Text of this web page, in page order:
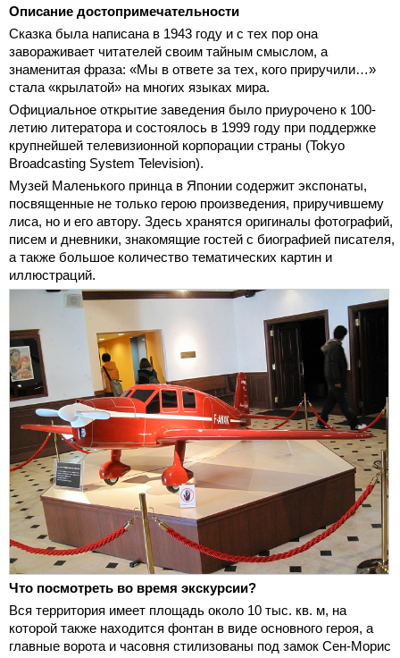
Описание достопримечательности
Сказка была написана в 1943 году и с тех пор она
завораживает читателей своим тайным смыслом, а
знаменитая фраза: «Мы в ответе за тех, кого приручили…»
стала «крылатой» на многих языках мира.
Официальное открытие заведения было приурочено к 100-
летию литератора и состоялось в 1999 году при поддержке
крупнейшей телевизионной корпорации страны (Tokyo
Broadcasting System Television).
Музей Маленького принца в Японии содержит экспонаты,
посвященные не только герою произведения, приручившему
лиса, но и его автору. Здесь хранятся оригиналы фотографий,
писем и дневники, знакомящие гостей с биографией писателя,
а также большое количество тематических картин и
иллюстраций.
Что посмотреть во время экскурсии?
Вся территория имеет площадь около 10 тыс. кв. м, на
которой также находится фонтан в виде основного героя, а
главные ворота и часовня стилизованы под замок Сен-Морис